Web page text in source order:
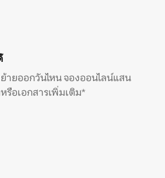
ย้ายออกวันไหน จองออนไลน์แสน
รือเอกสารเพิ่มเติม*